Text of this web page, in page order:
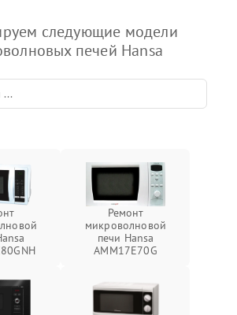
следующие модели
печей Hansa
Ремонт
микроволновой
печи Hansa
AMM17E70G